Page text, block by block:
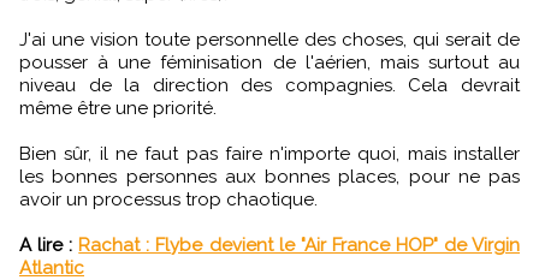
J'ai une vision toute personnelle des choses, qui serait de
pousser à une féminisation de l'aérien, mais surtout au
niveau de la direction des compagnies. Cela devrait
même être une priorité.
Bien sûr, il ne faut pas faire n'importe quoi, mais installer
les bonnes personnes aux bonnes places, pour ne pas
avoir un processus trop chaotique.
A lire : Rachat : Flybe devient le "Air France HOP" de Virgin
Atlantic